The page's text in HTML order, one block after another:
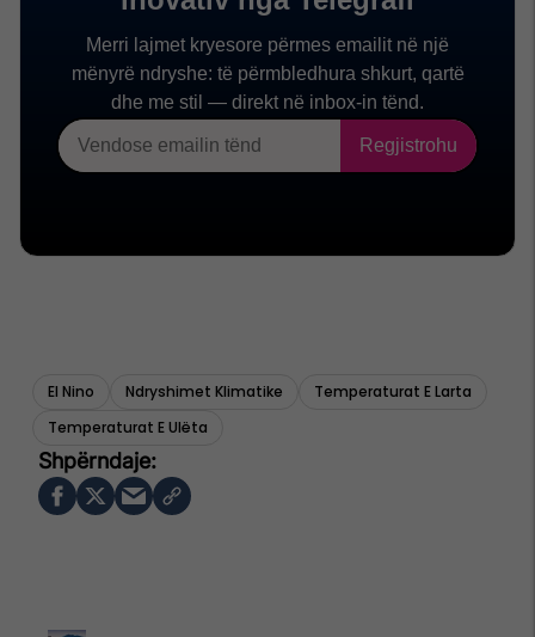
El Nino Ndryshimet Klimatike
Temperaturat E Larta
Temperaturat E Ulëta